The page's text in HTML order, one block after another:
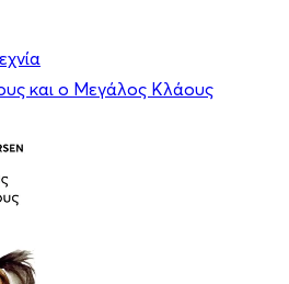
και ο Μεγάλος Κλάους